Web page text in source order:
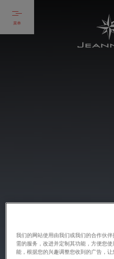
菜单
我们的网站使用由我们或我们的合作伙
需的服务，改进并定制其功能，方便您
能，根据您的兴趣调整您收到的广告，让